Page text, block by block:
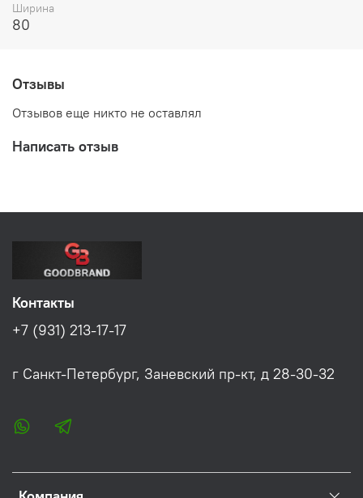
Ширина
80
Отзывы
Отзывов еще никто не оставлял
Написать отзыв
Контакты
+7 (931) 213-17-17
г Санкт-Петербург, Заневский пр-кт, д 28-30-32